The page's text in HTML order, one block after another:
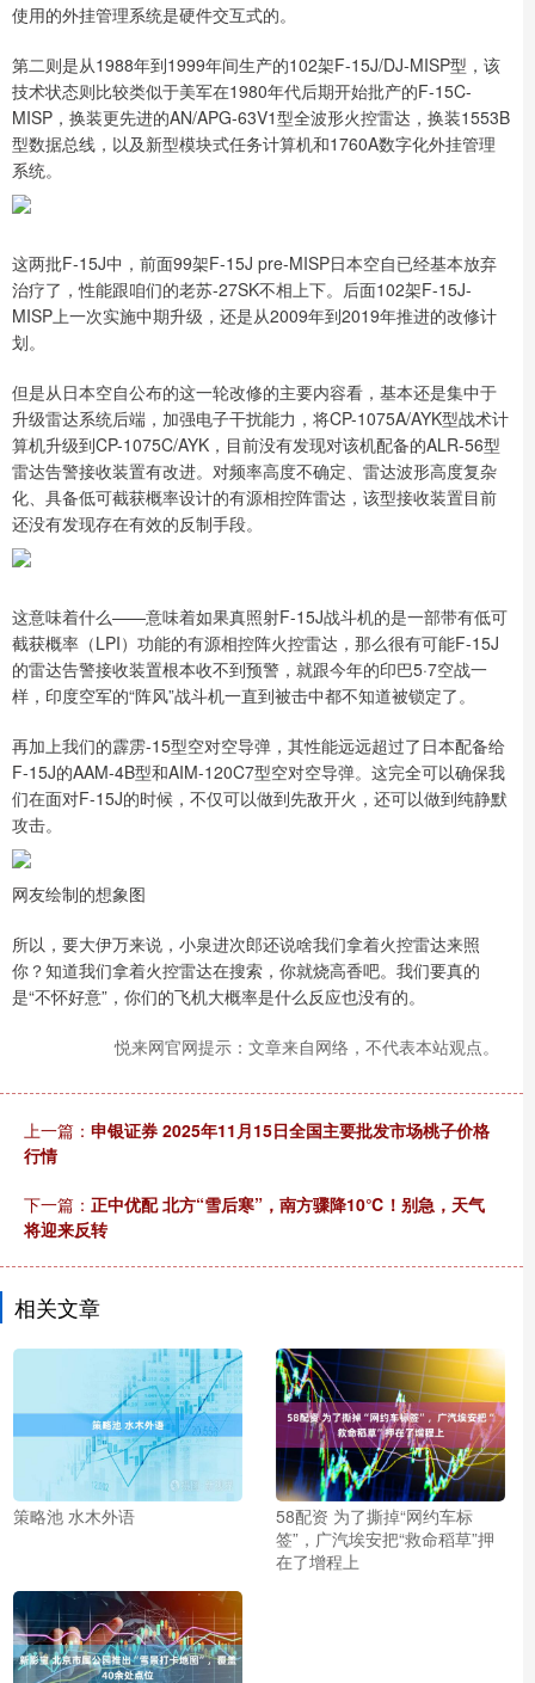
使用的外挂管理系统是硬件交互式的。
第二则是从1988年到1999年间生产的102架F-15J/DJ-MISP型，该
技术状态则比较类似于美军在1980年代后期开始批产的F-15C-
MISP，换装更先进的AN/APG-63V1型全波形火控雷达，换装1553B
型数据总线，以及新型模块式任务计算机和1760A数字化外挂管理
系统。
这两批F-15J中，前面99架F-15J pre-MISP日本空自已经基本放弃
治疗了，性能跟咱们的老苏-27SK不相上下。后面102架F-15J-
MISP上一次实施中期升级，还是从2009年到2019年推进的改修计
划。
但是从日本空自公布的这一轮改修的主要内容看，基本还是集中于
升级雷达系统后端，加强电子干扰能力，将CP-1075A/AYK型战术计
算机升级到CP-1075C/AYK，目前没有发现对该机配备的ALR-56型
雷达告警接收装置有改进。对频率高度不确定、雷达波形高度复杂
化、具备低可截获概率设计的有源相控阵雷达，该型接收装置目前
还没有发现存在有效的反制手段。
这意味着什么——意味着如果真照射F-15J战斗机的是一部带有低可
截获概率（LPI）功能的有源相控阵火控雷达，那么很有可能F-15J
的雷达告警接收装置根本收不到预警，就跟今年的印巴5·7空战一
样，印度空军的“阵风”战斗机一直到被击中都不知道被锁定了。
再加上我们的霹雳-15型空对空导弹，其性能远远超过了日本配备给
F-15J的AAM-4B型和AIM-120C7型空对空导弹。这完全可以确保我
们在面对F-15J的时候，不仅可以做到先敌开火，还可以做到纯静默
攻击。
网友绘制的想象图
所以，要大伊万来说，小泉进次郎还说啥我们拿着火控雷达来照
你？知道我们拿着火控雷达在搜索，你就烧高香吧。我们要真的
是“不怀好意”，你们的飞机大概率是什么反应也没有的。
悦来网官网提示：文章来自网络，不代表本站观点。
上一篇： 申银证券 2025年11月15日全国主要批发市场桃子价格
行情
下一篇： 正中优配 北方“雪后寒”，南方骤降10℃！别急，天气
将迎来反转
相关文章
策略池 水木外语
58配资 为了撕掉“网约车标
签”，广汽埃安把“救命稻草”押
在了增程上